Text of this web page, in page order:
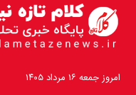
امروز جمعه ۱۶ مرداد ۱۴۰۵